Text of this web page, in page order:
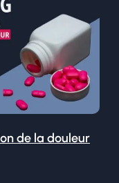
de la douleur